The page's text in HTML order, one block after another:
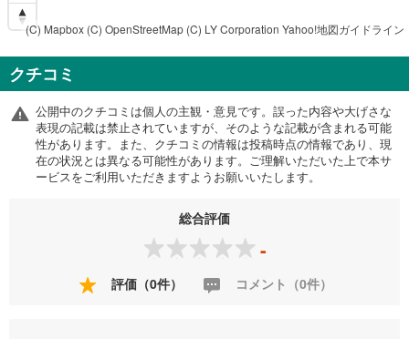
(C) Mapbox (C) OpenStreetMap (C) LY Corporation Yahoo!地図ガイドライン
クチコミ
公開中のクチコミは個人の主観・意見です。誤った内容や大げさな
表現の記載は禁止されていますが、そのような記載が含まれる可能
性があります。また、クチコミの情報は投稿時点の情報であり、現
在の状況とは異なる可能性があります。ご理解いただいた上で本サ
ービスをご利用いただきますようお願いいたします。
総合評価
-
評価（0件） コメント（0件）